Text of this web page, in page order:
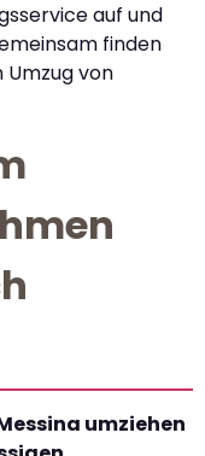
auf und
finden
Umzug von
umziehen